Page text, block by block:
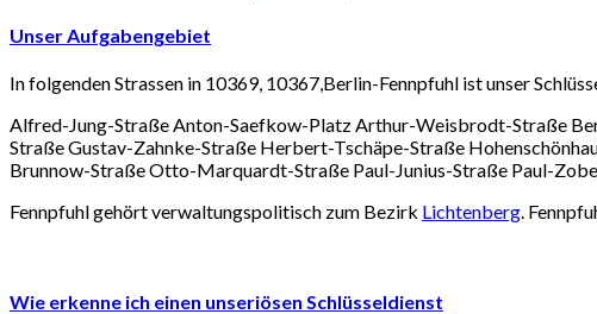
Unser Aufgabengebiet
In folgenden Strassen in 10369, 10367,Berlin-Fennpfuhl ist unser
Alfred-Jung-Straße Anton-Saefkow-Platz Arthur-Weisbrodt-Straße
Straße Gustav-Zahnke-Straße Herbert-Tschäpe-Straße
Brunnow-Straße Otto-Marquardt-Straße Paul-Junius-Straße Paul-
Fennpfuhl gehört verwaltungspolitisch zum Bezirk Lichtenberg.
Wie erkenne ich einen unseriösen Schlüsseldienst